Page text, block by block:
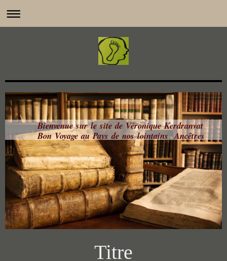
Bienvenue sur le site de Véronique Kerdranvat
Bon Voyage au Pays de nos lointains Ancêtres
Titre